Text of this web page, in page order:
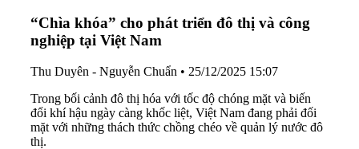
“Chìa khóa” cho phát triển đô thị và công
nghiệp tại Việt Nam
Thu Duyên - Nguyễn Chuẩn • 25/12/2025 15:07
Trong bối cảnh đô thị hóa với tốc độ chóng mặt và biến
đổi khí hậu ngày càng khốc liệt, Việt Nam đang phải đối
mặt với những thách thức chồng chéo về quản lý nước đô
thị.